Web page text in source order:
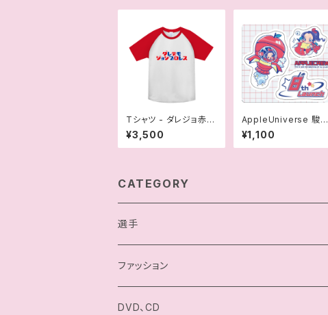
Tシャツ - ダレジョ赤 O
D
¥3,500
AppleUniverse 駿河
メイ 8周年記念マルチ
宇宙ステッカー
¥1,100
CATEGORY
選手
駿河メイ
小石川チエ
ファッション
チョコプロ／ChocoPro
DVD、CD